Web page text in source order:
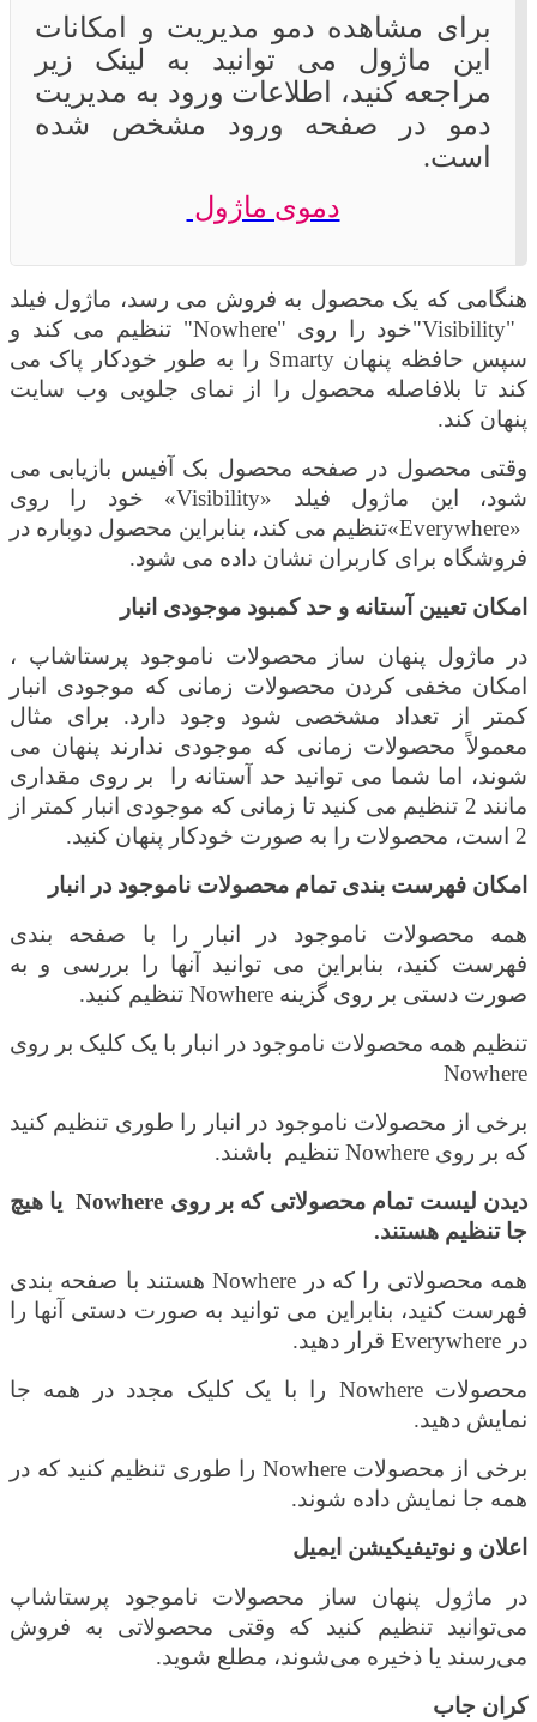
برای مشاهده دمو مدیریت و امکانات
این ماژول می توانید به لینک زیر
مراجعه کنید، اطلاعات ورود به مدیریت
دمو در صفحه ورود مشخص شده
است.
دموی ماژول
هنگامی که یک محصول به فروش می رسد، ماژول فیلد
"Visibility"خود را روی "Nowhere"تنظیم می کند و
سپس حافظه پنهان Smarty را به طور خودکار پاک می
کند تا بلافاصله محصول را از نمای جلویی وب سایت
پنهان کند.
وقتی محصول در صفحه محصول بک آفیس بازیابی می
شود، این ماژول فیلد «Visibility» خود را روی
«Everywhere»تنظیم می کند، بنابراین محصول دوباره در
فروشگاه برای کاربران نشان داده می شود.
امکان تعیین آستانه و حد کمبود موجودی انبار
در ماژول پنهان ساز محصولات ناموجود پرستاشاپ ،
امکان مخفی کردن محصولات زمانی که موجودی انبار
کمتر از تعداد مشخصی شود وجود دارد. برای مثال
معمولاً محصولات زمانی که موجودی ندارند پنهان می
شوند، اما شما می توانید حد آستانه را بر روی مقداری
مانند 2 تنظیم می کنید تا زمانی که موجودی انبار کمتر از
2 است، محصولات را به صورت خودکار پنهان کنید
.
امکان فهرست بندی تمام محصولات ناموجود در انبار
همه محصولات ناموجود در انبار را با صفحه بندی
فهرست کنید، بنابراین می توانید آنها را بررسی و به
صورت دستی بر روی گزینه Nowhere تنظیم کنید.
تنظیم همه محصولات ناموجود در انبار با یک کلیک بر روی
Nowhere
برخی از محصولات ناموجود در انبار را طوری تنظیم کنید
که بر روی Nowhere تنظیم باشند.
دیدن لیست تمام محصولاتی که بر روی Nowhere یا هیچ
جا تنظیم هستند.
همه محصولاتی را که در
Nowhere هستند با صفحه بندی
فهرست کنید، بنابراین می توانید به صورت دستی آنها را
در Everywhere قرار دهید.
محصولات Nowhere را با یک کلیک مجدد در همه جا
نمایش دهید.
برخی از محصولات Nowhere را طوری تنظیم کنید که در
همه جا نمایش داده شوند.
اعلان و نوتیفیکیشن ایمیل
در ماژول پنهان ساز محصولات ناموجود پرستاشاپ
می‌توانید تنظیم کنید که وقتی محصولاتی به فروش
می‌رسند یا ذخیره می‌شوند، مطلع شوید.
کران جاب